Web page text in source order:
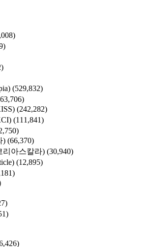
(529,832)
(242,282)
(111,841)
) (66,370)
리아스칼라) (30,940)
(12,895)